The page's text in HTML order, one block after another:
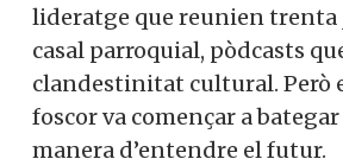
lideratge que reunien trenta
casal parroquial, pòdcasts
clandestinitat cultural. Però
foscor va començar a
manera d’entendre el futur.